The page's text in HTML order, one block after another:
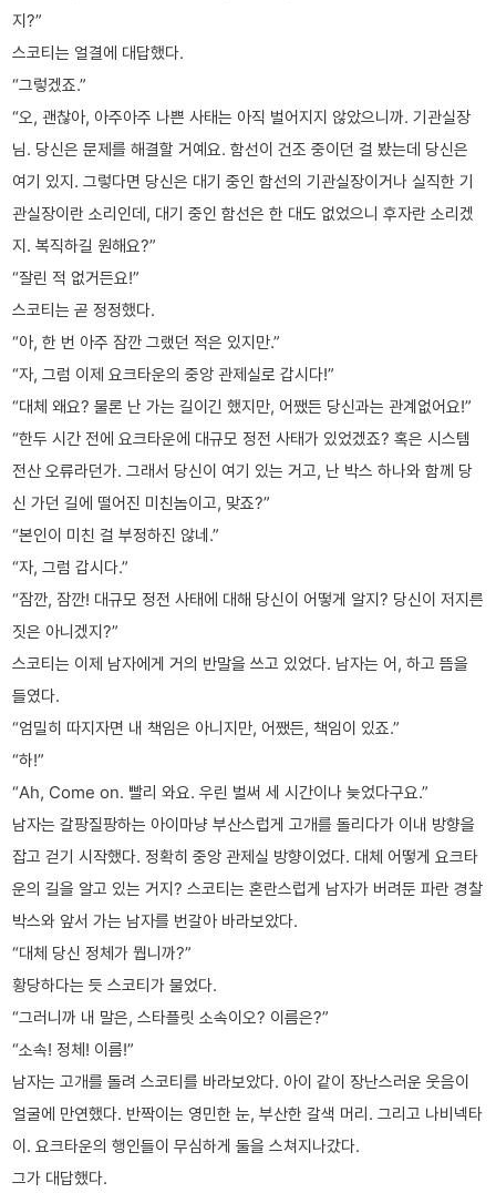
지?”
스코티는 얼결에 대답했다.
“그렇겠죠.”
“오, 괜찮아, 아주아주 나쁜 사태는 아직 벌어지지 않았으니까. 기관실장
님. 당신은 문제를 해결할 거예요. 함선이 건조 중이던 걸 봤는데 당신은
여기 있지. 그렇다면 당신은 대기 중인 함선의 기관실장이거나 실직한 기
관실장이란 소리인데, 대기 중인 함선은 한 대도 없었으니 후자란 소리겠
지. 복직하길 원해요?”
“잘린 적 없거든요!”
스코티는 곧 정정했다.
“아, 한 번 아주 잠깐 그랬던 적은 있지만.”
“자, 그럼 이제 요크타운의 중앙 관제실로 갑시다!”
“대체 왜요? 물론 난 가는 길이긴 했지만, 어쨌든 당신과는 관계없어요!”
“한두 시간 전에 요크타운에 대규모 정전 사태가 있었겠죠? 혹은 시스템
전산 오류라던가. 그래서 당신이 여기 있는 거고, 난 박스 하나와 함께 당
신 가던 길에 떨어진 미친놈이고, 맞죠?”
“본인이 미친 걸 부정하진 않네.”
“자, 그럼 갑시다.”
“잠깐, 잠깐! 대규모 정전 사태에 대해 당신이 어떻게 알지? 당신이 저지른
짓은 아니겠지?”
스코티는 이제 남자에게 거의 반말을 쓰고 있었다. 남자는 어, 하고 뜸을
들였다.
“엄밀히 따지자면 내 책임은 아니지만, 어쨌든, 책임이 있죠.”
“하!”
“Ah, Come on. 빨리 와요. 우린 벌써 세 시간이나 늦었다구요.”
남자는 갈팡질팡하는 아이마냥 부산스럽게 고개를 돌리다가 이내 방향을
잡고 걷기 시작했다. 정확히 중앙 관제실 방향이었다. 대체 어떻게 요크타
운의 길을 알고 있는 거지? 스코티는 혼란스럽게 남자가 버려둔 파란 경찰
박스와 앞서 가는 남자를 번갈아 바라보았다.
“대체 당신 정체가 뭡니까?”
황당하다는 듯 스코티가 물었다.
“그러니까 내 말은, 스타플릿 소속이오? 이름은?”
“소속! 정체! 이름!”
남자는 고개를 돌려 스코티를 바라보았다. 아이 같이 장난스러운 웃음이
얼굴에 만연했다. 반짝이는 영민한 눈, 부산한 갈색 머리. 그리고 나비넥타
이. 요크타운의 행인들이 무심하게 둘을 스쳐지나갔다.
그가 대답했다.